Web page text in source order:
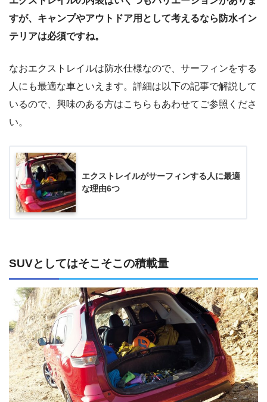
すが、キャンプやアウトドア用として考えるなら防水イン
テリアは必須ですね。
なおエクストレイルは防水仕様なので、サーフィンをする
人にも最適な車といえます。詳細は以下の記事で解説して
いるので、興味のある方はこちらもあわせてご参照くださ
い。
エクストレイルがサーフィンする人に最適
な理由6つ
SUVとしてはそこそこの積載量